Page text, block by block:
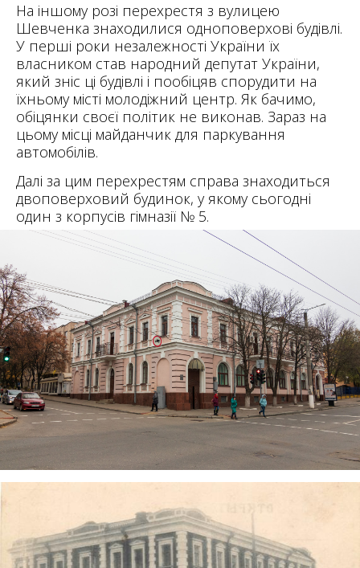
На іншому розі перехрестя з вулицею
Шевченка знаходилися одноповерхові будівлі.
У перші роки незалежності України їх
власником став народний депутат України,
який зніс ці будівлі і пообіцяв спорудити на
їхньому місті молодіжний центр. Як бачимо,
обіцянки своєї політик не виконав. Зараз на
цьому місці майданчик для паркування
автомобілів.
Далі за цим перехрестям справа знаходиться
двоповерховий будинок, у якому сьогодні
один з корпусів гімназії № 5.